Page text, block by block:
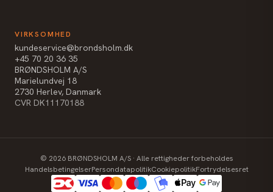
VIRKSOMHED
kundeservice@brondsholm.dk
+45 70 20 36 35
BRØNDSHOLM A/S
Marielundvej 18
2730 Herlev, Danmark
CVR DK11170188
© 2026BRØNDSHOLM A/S · Alle rettigheder forbeholdes
HandelsbetingelserPersondatapolitikCookiepolitikFortrydelsesret